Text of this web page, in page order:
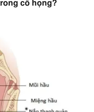
cổ họng?